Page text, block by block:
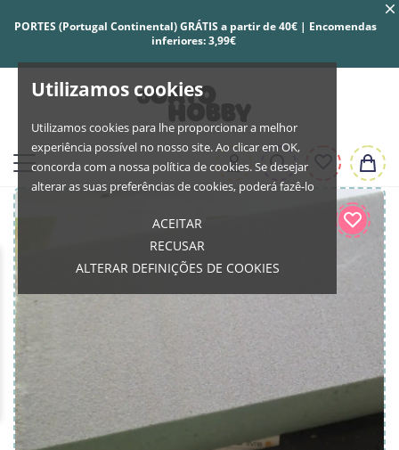
Utilizamos cookies
Utilizamos cookies para lhe proporcionar a melhor
experiência possível no nosso site. Ao clicar em OK,
concorda com a nossa política de cookies. Se desejar
alterar as suas preferências de cookies, poderá fazê-lo
ACEITAR
RECUSAR
ALTERAR DEFINIÇÕES DE COOKIES
PORTES (Portugal Continental) GRÁTIS a partir de 40€ | Encomendas
inferiores: 3,99€